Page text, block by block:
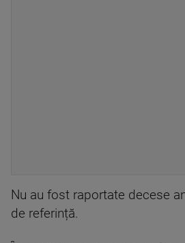
Nu au fost raportate decese
de referință.